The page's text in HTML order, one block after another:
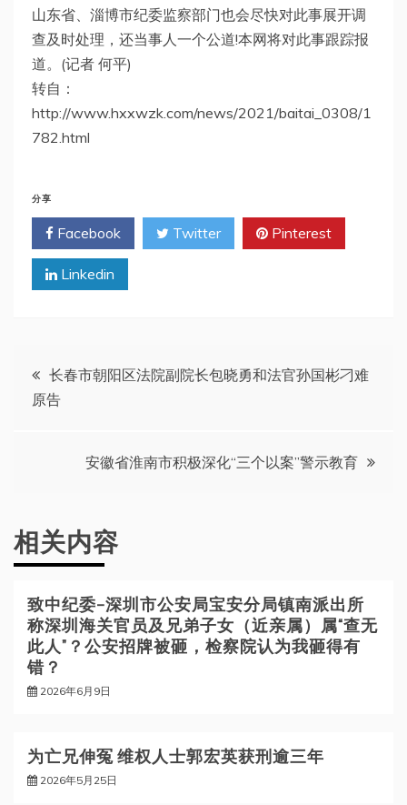
山东省、淄博市纪委监察部门也会尽快对此事展开调
查及时处理，还当事人一个公道!本网将对此事跟踪报
道。(记者 何平)
转自：
http://www.hxxwzk.com/news/2021/baitai_0308/1
782.html
分享
Facebook Twitter Pinterest
Linkedin
文
章
长春市朝阳区法院副院长包晓勇和法官孙国彬刁难
原告
安徽省淮南市积极深化“三个以案”警示教育
相关内容
致中纪委—深圳市公安局宝安分局镇南派出所
称深圳海关官员及兄弟子女（近亲属）属“查无
此人”？公安招牌被砸，检察院认为我砸得有
错？
2026年6月9日
为亡兄伸冤 维权人士郭宏英获刑逾三年
2026年5月25日